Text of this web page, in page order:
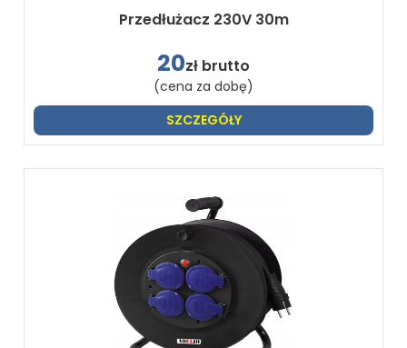
Przedłużacz 230V 30m
20zł brutto
(cena za dobę)
SZCZEGÓŁY